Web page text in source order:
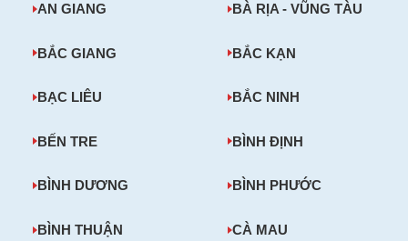
AN GIANG BÀ RỊA - VŨNG TÀU
BẮC GIANG BẮC KẠN
BẠC LIÊU BẮC NINH
BẾN TRE BÌNH ĐỊNH
BÌNH DƯƠNG BÌNH PHƯỚC
BÌNH THUẬN CÀ MAU